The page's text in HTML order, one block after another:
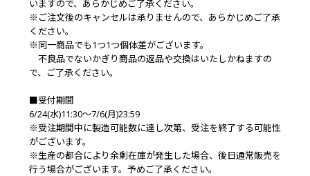
いますので、あらかじめご了承ください。
※ご注文後のキャンセルは承りませんので、あらかじめご了承
ください。
※同一商品でも1つ1つ個体差がございます。
不良品でないかぎり商品の返品や交換はいたしかねますの
で、ご了承ください。
■受付期間
6/24(水)11:30～7/6(月)23:59
※受注期間中に製造可能数に達し次第、受注を終了する可能性
がございます。
※生産の都合により余剰在庫が発生した場合、後日通常販売を
行う場合がございます。予めご了承ください。